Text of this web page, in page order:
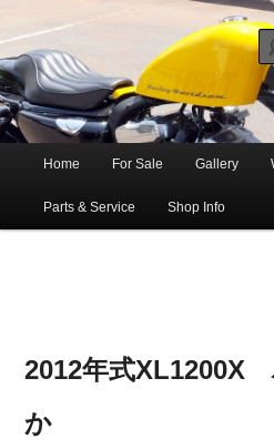
新潟のハー
レー中古車
専門店 オー
バーロード
ショベル・アイアンスポーツ・エボ
り扱う中古ハーレー専門店。整備・修
ン
メ
イ
サ
ブ
Home For Sale Gallery
Parts & Service Shop Info
2012年式XL1200X
か